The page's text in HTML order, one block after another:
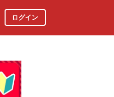
ログイン